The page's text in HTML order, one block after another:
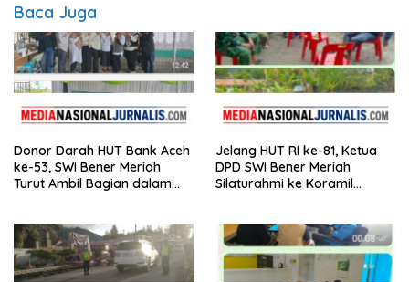
Baca Juga
Donor Darah HUT Bank Aceh
ke-53, SWI Bener Meriah
Turut Ambil Bagian dalam
Jelang HUT RI ke-81, Ketua
DPD SWI Bener Meriah
Silaturahmi ke Koramil